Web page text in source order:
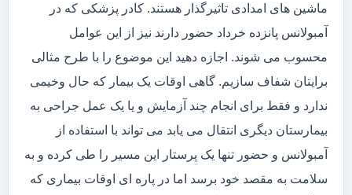
ماشین های امدادی تاثیرگذار هستند. کادر پزشکی که در
آمبولانس پانزده خرداد حضور دارند نیز از این عوامل
محسوب می شوند. اجازه دهید این موضوع را با طرح مثالی
برایتان شفاف سازیم. گاهی اوقات یک بیمار که حال وخیمی
ندارد و فقط برای انجام چند آزمایش و یا یک عمل جراحی به
بیمارستان دیگری انتقال می یابد می تواند با استفاده از
آمبولانس و حضور تنها یک پرستار این مسیر را طی کرده و به
سلامت به مقصد خود برسد اما در پاره ای اوقات بیماری که